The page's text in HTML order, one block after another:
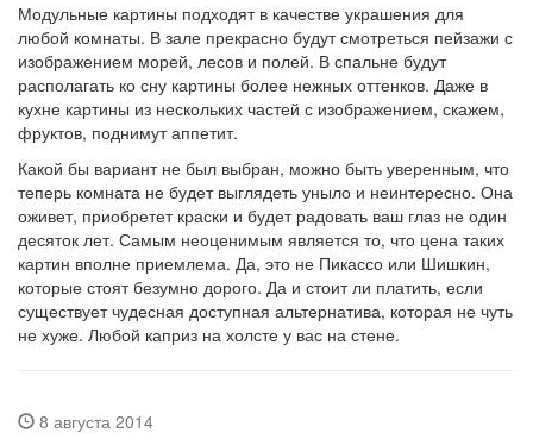
Модульные картины подходят в качестве украшения для
любой комнаты. В зале прекрасно будут смотреться пейзажи с
изображением морей, лесов и полей. В спальне будут
располагать ко сну картины более нежных оттенков. Даже в
кухне картины из нескольких частей с изображением, скажем,
фруктов, поднимут аппетит.
Какой бы вариант не был выбран, можно быть уверенным, что
теперь комната не будет выглядеть уныло и неинтересно. Она
оживет, приобретет краски и будет радовать ваш глаз не один
десяток лет. Самым неоценимым является то, что цена таких
картин вполне приемлема. Да, это не Пикассо или Шишкин,
которые стоят безумно дорого. Да и стоит ли платить, если
существует чудесная доступная альтернатива, которая не чуть
не хуже. Любой каприз на холсте у вас на стене.
8 августа 2014